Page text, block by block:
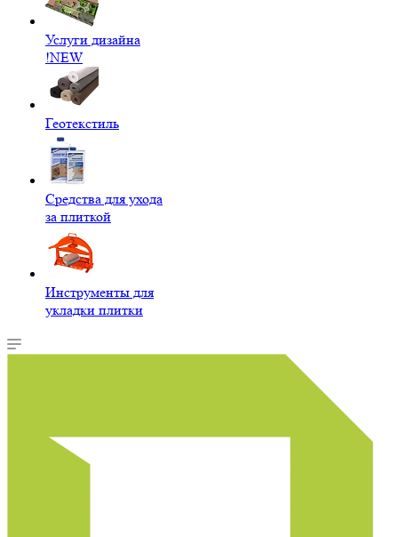
Услуги дизайна
!NEW
Геотекстиль
Средства для ухода
за плиткой
Инструменты для
укладки плитки